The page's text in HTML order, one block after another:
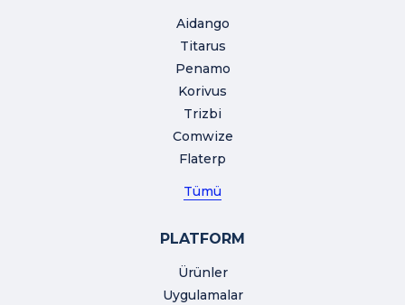
Aidango
Titarus
Penamo
Korivus
Trizbi
Comwize
Flaterp
Tümü
PLATFORM
Ürünler
Uygulamalar